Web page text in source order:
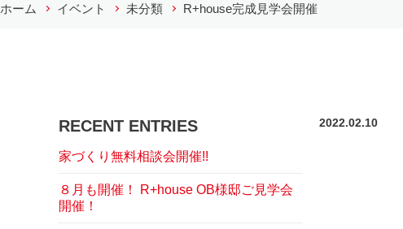
ホーム イベント 未分類 R+house完成見学会開催
RECENT ENTRIES
家づくり無料相談会開催!!
８月も開催！ R+house OB様邸ご見学会
開催！
2022.02.10